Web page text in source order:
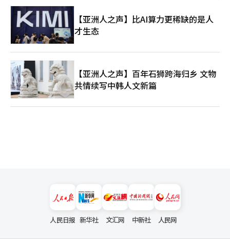
【亚洲人之声】比AI算力更稀缺的是人
才生态
【亚洲人之声】百年石狮跨海归乡 文物
共情续写中韩人文新篇
人民日报 新华社 文汇网 中新社 人民网